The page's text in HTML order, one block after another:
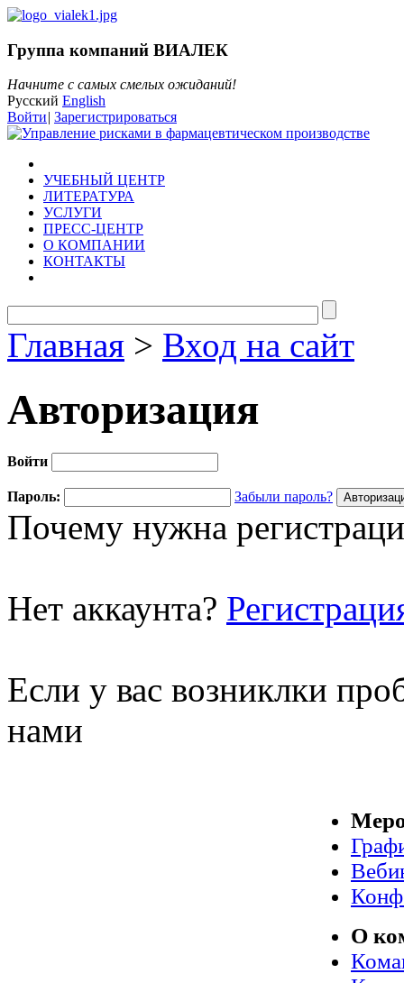
Группа компаний ВИАЛЕК
Начните с самых смелых ожиданий!
Русский English
Войти| Зарегистрироваться
УЧЕБНЫЙ ЦЕНТР
ЛИТЕРАТУРА
УСЛУГИ
ПРЕСС-ЦЕНТР
О КОМПАНИИ
КОНТАКТЫ
Главная > Вход на сайт
Авторизация
Войти
Пароль: Забыли пароль?
Почему нужна
Нет аккаунта?
Если у вас возниклки
нами
О